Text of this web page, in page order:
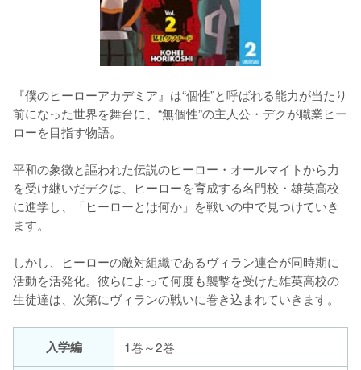
『僕のヒーローアカデミア』は“個性”と呼ばれる能力が当たり
前になった世界を舞台に、“無個性”の主人公・デクが職業ヒー
ローを目指す物語。
平和の象徴と謳われた伝説のヒーロー・オールマイトから力
を受け継いだデクは、ヒーローを育成する名門校・雄英高校
に進学し、「ヒーローとは何か」を戦いの中で見つけていき
ます。
しかし、ヒーローの敵対組織であるヴィラン連合が同時期に
活動を活発化。彼らによって何度も襲撃を受けた雄英高校の
生徒達は、次第にヴィランの戦いに巻き込まれていきます。
入学編
1巻～2巻